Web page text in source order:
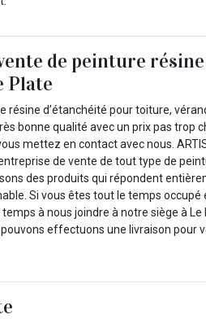
de peinture résine
Plate
résine d’étanchéité pour toiture,
bonne qualité avec un prix pas trop
mettez en contact avec nous.
de vente de tout type de
des produits qui répondent
Si vous êtes tout le temps occupé
à nous joindre à notre siège à Le
effectuons une livraison pour